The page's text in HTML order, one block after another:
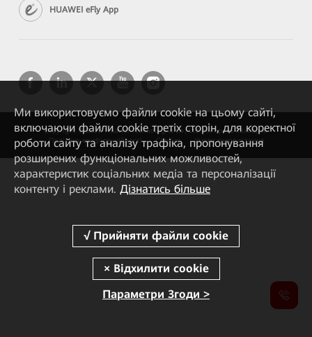
HUAWEI eFly App
Copyright © 2026 Huawei Technologies Co., Ltd. Усі права захищені.
Політика конфіденційності
Cookies Умови використання
Ми використовуємо файли cookie на цьому сайті,
включаючи файли cookie третіх сторін, для коректної
роботи сайту та аналізу трафіка, пропонування
розширених функціональних можливостей,
характеристик соціальних медіа та персоналізації
контенту і реклами. Дізнатись більше
Параметри Згоди >